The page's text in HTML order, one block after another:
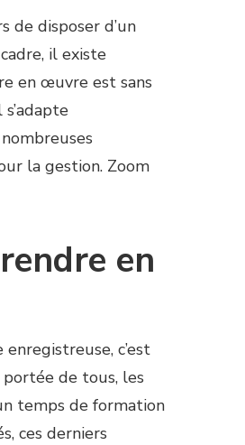
de disposer d’un
il existe
en œuvre est sans
la gestion. Zoom
en
c’est
de tous, les
temps de formation
ces derniers